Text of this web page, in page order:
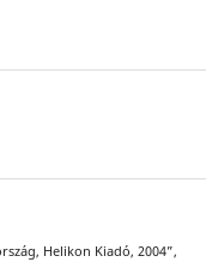
Helikon Kiadó, 2004”,